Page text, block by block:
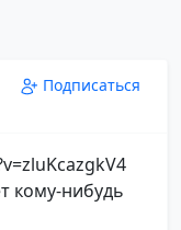
Подписаться
кому-нибудь